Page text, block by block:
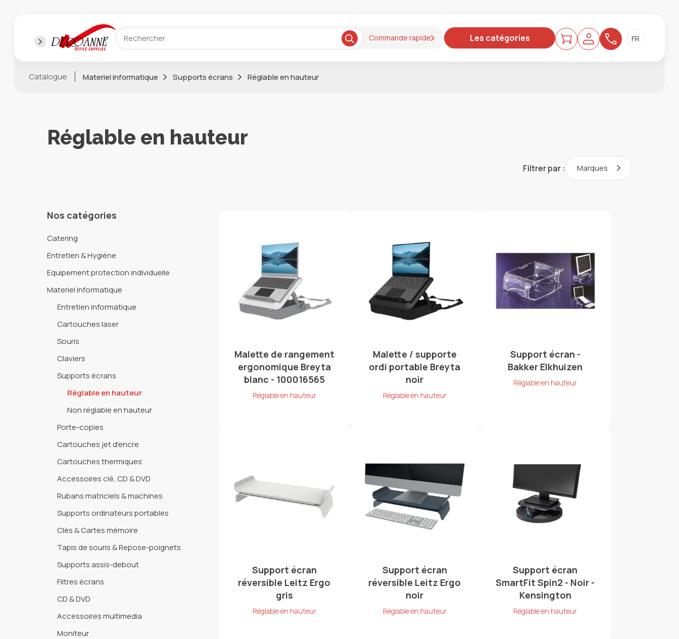
Commande rapide Les catégories
Catalogue Materiel informatique Supports écrans Réglable en hauteur
Réglable en hauteur
Filtrer par : Marques
Nos catégories
Catering
Entretien & Hygiène
Equipement protection individuelle
Materiel informatique
Entretien informatique
Cartouches laser
Souris
Claviers
Supports écrans
Réglable en hauteur
Non réglable en hauteur
Porte-copies
Cartouches jet d'encre
Cartouches thermiques
Accessoires clé, CD & DVD
Rubans matriciels & machines
Supports ordinateurs portables
Clés & Cartes mémoire
Tapis de souris & Repose-poignets
Supports assis-debout
Filtres écrans
CD & DVD
Accessoires multimedia
Moniteur
Malette de rangement
ergonomique Breyta
blanc - 100016565
Réglable en hauteur
Malette / supporte
ordi portable Breyta
noir
Réglable en hauteur
Support écran -
Bakker Elkhuizen
Réglable en hauteur
Support écran
réversible Leitz Ergo
gris
Réglable en hauteur
Support écran
réversible Leitz Ergo
noir
Réglable en hauteur
Support écran
SmartFit Spin2 - Noir -
Kensington
Réglable en hauteur